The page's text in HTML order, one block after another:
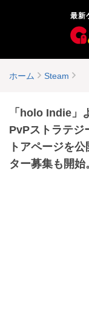
最新
ホーム Steam
「holo Indie」
PvPストラテジ
トアページを
ター募集も開始